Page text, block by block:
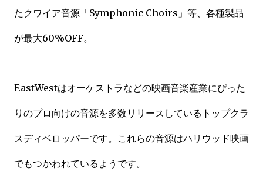
たクワイア音源「Symphonic Choirs」等、各種製品
が最大60%OFF。
EastWestはオーケストラなどの映画音楽産業にぴった
りのプロ向けの音源を多数リリースしているトップクラ
スディベロッパーです。これらの音源はハリウッド映画
でもつかわれているようです。